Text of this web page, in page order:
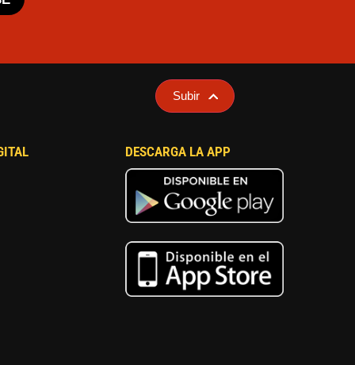
Subir
DESCARGA LA APP